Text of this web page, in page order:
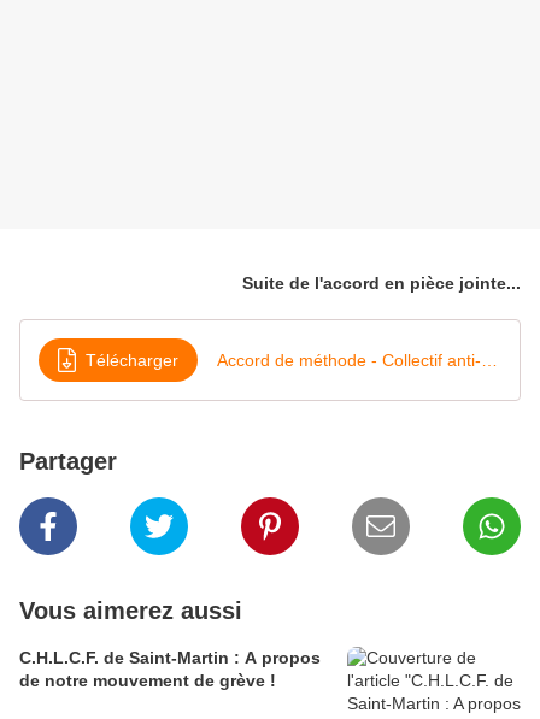
Suite de l'accord en pièce jointe...
Télécharger
Partager
Vous aimerez aussi
C.H.L.C.F. de Saint-Martin : A propos
de notre mouvement de grève !